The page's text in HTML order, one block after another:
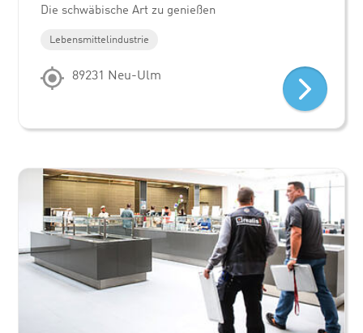
Die schwäbische Art zu genießen
Lebensmittelindustrie
89231 Neu-Ulm